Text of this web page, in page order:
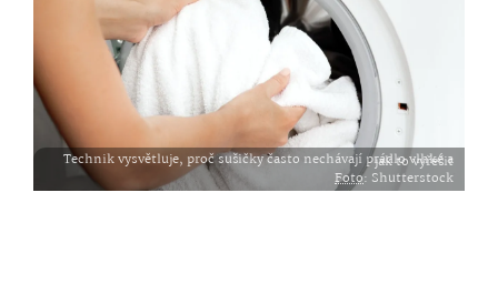
Technik vysvětluje, proč sušičky často nechávají prádlo vlhké a jak to vyřešit
Foto: Shutterstock